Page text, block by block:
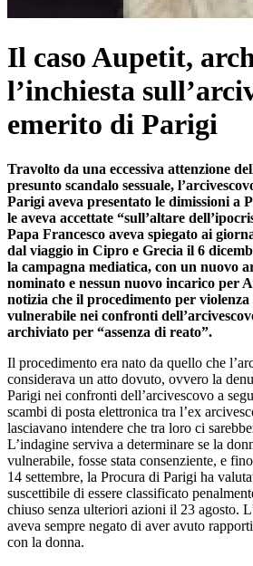
Il caso Aupetit,
l’inchiesta
emerito di Parigi
Travolto da una eccessiva attenzione
presunto scandalo sessuale,
Parigi aveva presentato le dimissioni a
le aveva accettate “sull’altare
Papa Francesco aveva spiegato ai
dal viaggio in Cipro e Grecia il 6
la campagna mediatica, con un nuovo
nominato e nessun nuovo incarico per
notizia che il procedimento per violenza
vulnerabile nei confronti
archiviato per “assenza di reato”.
Il procedimento era nato da quello che
considerava un atto dovuto, ovvero la
Parigi nei confronti dell’arcivescovo a
scambi di posta elettronica tra l’ex
lasciavano intendere che tra loro ci
L’indagine serviva a determinare se la
vulnerabile, fosse stata consenziente, e
14 settembre, la Procura di Parigi ha
suscettibile di essere classificato
chiuso senza ulteriori azioni il 23 agosto.
aveva sempre negato di aver avuto
con la donna.